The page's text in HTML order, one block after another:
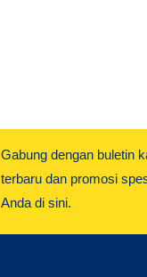
Gabung dengan buletin
terbaru dan promosi
Anda di sini.